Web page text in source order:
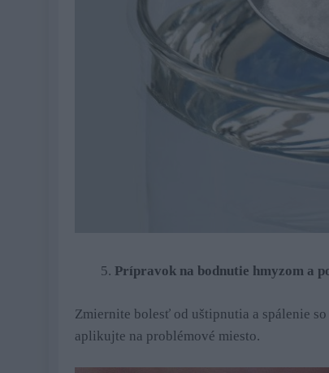
Prípravok na bodnutie hmyzom a
Zmiernite bolesť od uštipnutia a spálenie
aplikujte na problémové miesto.